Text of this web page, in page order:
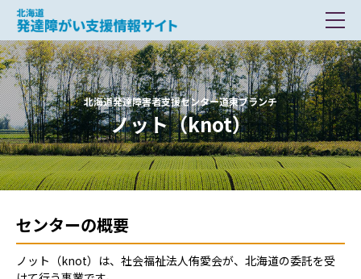
北海道 発達障がい支援情報サイト
北海道発達障害者支援センター道東ブランチ
ノット（knot）
センターの概要
ノット（knot）は、社会福祉法人侑愛会が、北海道の委託を受